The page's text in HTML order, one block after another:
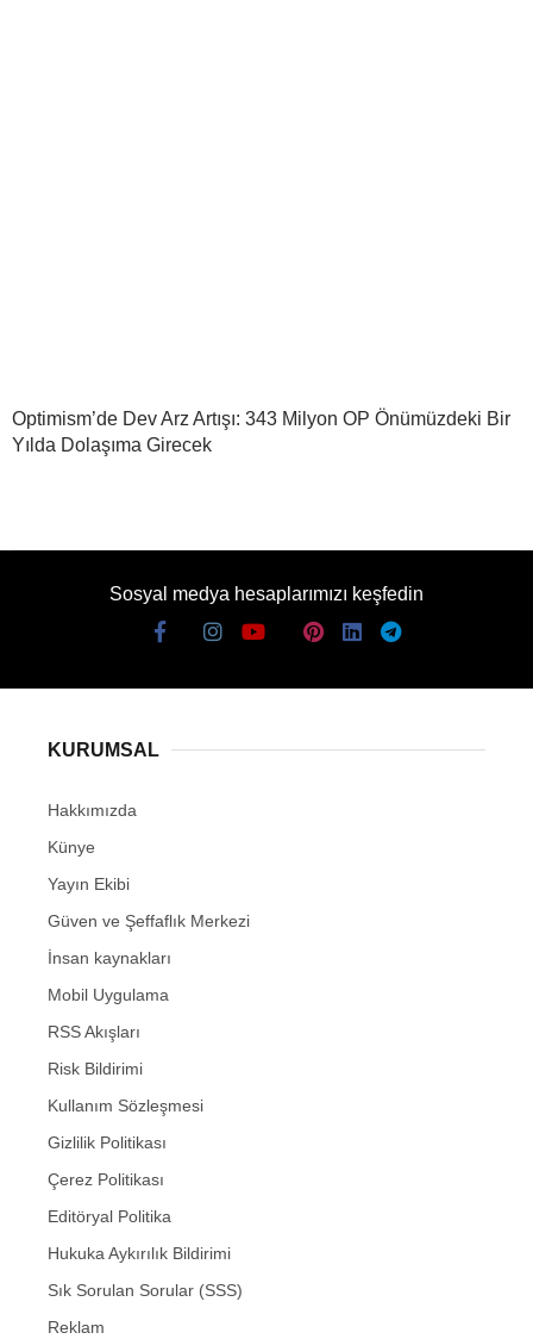
Optimism’de Dev Arz Artışı: 343 Milyon OP Önümüzdeki Bir
Yılda Dolaşıma Girecek
Sosyal medya hesaplarımızı keşfedin
KURUMSAL
Hakkımızda
Künye
Yayın Ekibi
Güven ve Şeffaflık Merkezi
İnsan kaynakları
Mobil Uygulama
RSS Akışları
Risk Bildirimi
Kullanım Sözleşmesi
Gizlilik Politikası
Çerez Politikası
Editöryal Politika
Hukuka Aykırılık Bildirimi
Sık Sorulan Sorular (SSS)
Reklam